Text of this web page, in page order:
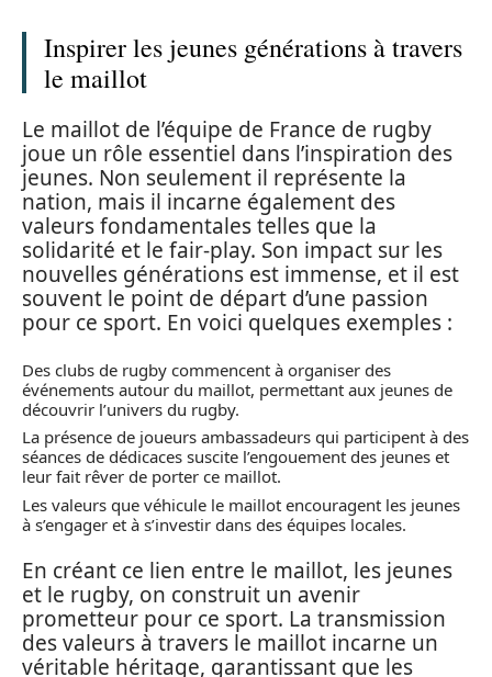
Inspirer les jeunes générations à travers
le maillot
Le maillot de l’équipe de France de rugby
joue un rôle essentiel dans l’inspiration des
jeunes. Non seulement il représente la
nation, mais il incarne également des
valeurs fondamentales telles que la
solidarité et le fair-play. Son impact sur les
nouvelles générations est immense, et il est
souvent le point de départ d’une passion
pour ce sport. En voici quelques exemples :
Des clubs de rugby commencent à organiser des
événements autour du maillot, permettant aux jeunes de
découvrir l’univers du rugby.
La présence de joueurs ambassadeurs qui participent à des
séances de dédicaces suscite l’engouement des jeunes et
leur fait rêver de porter ce maillot.
Les valeurs que véhicule le maillot encouragent les jeunes
à s’engager et à s’investir dans des équipes locales.
En créant ce lien entre le maillot, les jeunes
et le rugby, on construit un avenir
prometteur pour ce sport. La transmission
des valeurs à travers le maillot incarne un
véritable héritage, garantissant que les